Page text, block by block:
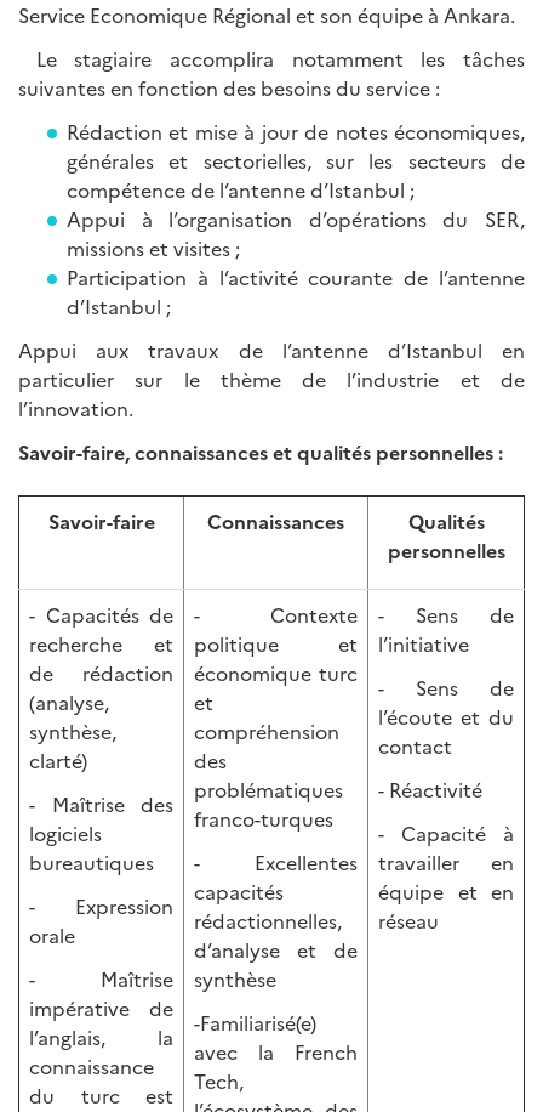
Service Economique Régional et son équipe à Ankara.
Le stagiaire accomplira notamment les tâches
suivantes en fonction des besoins du service :
Rédaction et mise à jour de notes économiques,
générales et sectorielles, sur les secteurs de
compétence de l’antenne d’Istanbul ;
Appui à l’organisation d’opérations du SER,
missions et visites ;
Participation à l’activité courante de l’antenne
d’Istanbul ;
Appui aux travaux de l’antenne d’Istanbul en
particulier sur le thème de l’industrie et de
l’innovation.
Savoir-faire, connaissances et qualités personnelles :
Savoir-faire Connaissances
Qualités
personnelles
- Capacités de
recherche et
de rédaction
(analyse,
synthèse,
clarté)
- Maîtrise des
logiciels
bureautiques
- Expression
orale
- Maîtrise
impérative de
l’anglais, la
connaissance
du turc est
- Contexte
politique et
économique turc
et
compréhension
des
problématiques
franco-turques
- Excellentes
capacités
rédactionnelles,
d’analyse et de
synthèse
-Familiarisé(e)
avec la French
Tech,
- Sens de
l’initiative
- Sens de
l’écoute et du
contact
- Réactivité
- Capacité à
travailler en
équipe et en
réseau